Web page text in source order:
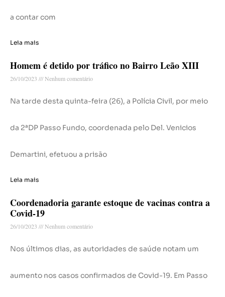
a contar com
Leia mais
Homem é detido por tráfico no Bairro Leão XIII
26/10/2023 Nenhum comentário
Na tarde desta quinta-feira (26), a Polícia Civil, por meio
da 2ªDP Passo Fundo, coordenada pelo Del. Venicios
Demartini, efetuou a prisão
Leia mais
Coordenadoria garante estoque de vacinas contra a
Covid-19
26/10/2023 Nenhum comentário
Nos últimos dias, as autoridades de saúde notam um
aumento nos casos confirmados de Covid-19. Em Passo